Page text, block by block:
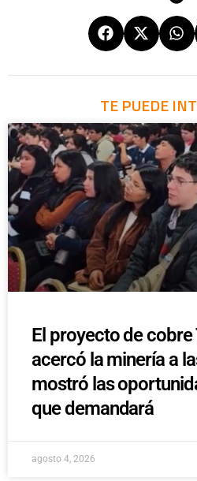
TE PUEDE
El proyecto de cobre
acercó la minería a
mostró las
que demandará
agosto 4, 2026